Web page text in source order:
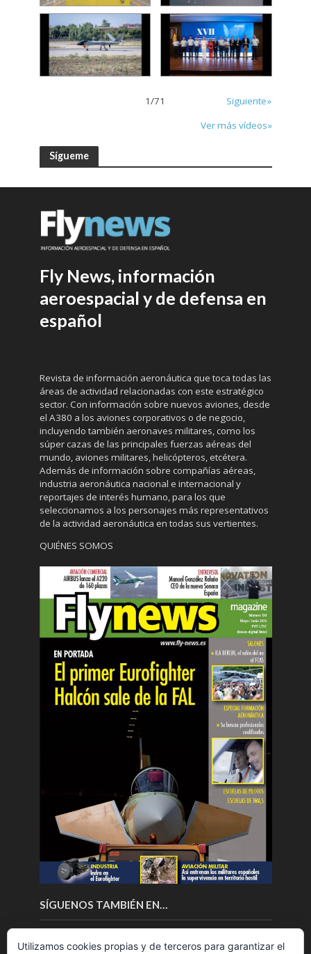
1/71
Siguiente»
Ver más vídeos»
Sígueme
Fly News, información
aeroespacial y de defensa en
español
Revista de información aeronáutica que toca todas las
áreas de actividad relacionadas con este estratégico
sector. Con información sobre nuevos aviones, desde
el A380 a los aviones corporativos o de negocio,
incluyendo también aeronaves militares, como los
súper cazas de las principales fuerzas aéreas del
mundo, aviones militares, helicópteros, etcétera.
Además de información sobre compañías aéreas,
industria aeronáutica nacional e internacional y
reportajes de interés humano, para los que
seleccionamos a los personajes más representativos
de la actividad aeronáutica en todas sus vertientes.
QUIÉNES SOMOS
SÍGUENOS TAMBIÉN EN…
Utilizamos cookies propias y de terceros para garantizar el